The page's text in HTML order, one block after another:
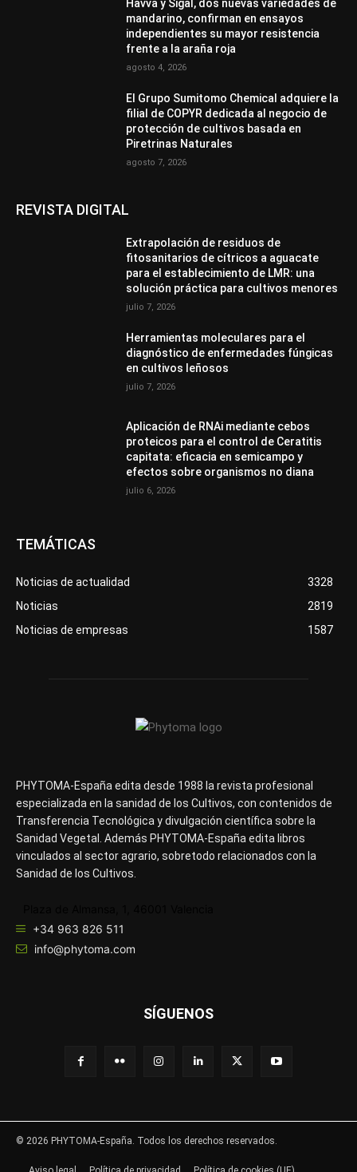
Havva y Sigal, dos nuevas variedades de
mandarino, confirman en ensayos
independientes su mayor resistencia
frente a la araña roja
agosto 4, 2026
El Grupo Sumitomo Chemical adquiere la
filial de COPYR dedicada al negocio de
protección de cultivos basada en
Piretrinas Naturales
agosto 7, 2026
REVISTA DIGITAL
Extrapolación de residuos de
fitosanitarios de cítricos a aguacate
para el establecimiento de LMR: una
solución práctica para cultivos menores
julio 7, 2026
Herramientas moleculares para el
diagnóstico de enfermedades fúngicas
en cultivos leñosos
julio 7, 2026
Aplicación de RNAi mediante cebos
proteicos para el control de Ceratitis
capitata: eficacia en semicampo y
efectos sobre organismos no diana
julio 6, 2026
TEMÁTICAS
Noticias de actualidad
3328
Noticias
2819
Noticias de empresas
1587
PHYTOMA-España edita desde 1988 la revista profesional
especializada en la sanidad de los Cultivos, con contenidos de
Transferencia Tecnológica y divulgación científica sobre la
Sanidad Vegetal. Además PHYTOMA-España edita libros
vinculados al sector agrario, sobretodo relacionados con la
Sanidad de los Cultivos.
+34 963 826 511
info@phytoma.com
SÍGUENOS
© 2026 PHYTOMA-España. Todos los derechos reservados.